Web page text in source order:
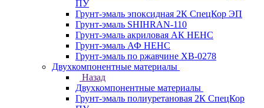
ПУ
Грунт-эмаль эпоксидная 2К СпецКор ЭП
Грунт-эмаль SHIHRAN-110
Грунт-эмаль акриловая АК НЕНС
Грунт-эмаль АФ НЕНС
Грунт-эмаль по ржавчине ХВ-0278
Двухкомпонентные материалы
Назад
Двухкомпонентные материалы
Грунт-эмаль полиуретановая 2К СпецКор